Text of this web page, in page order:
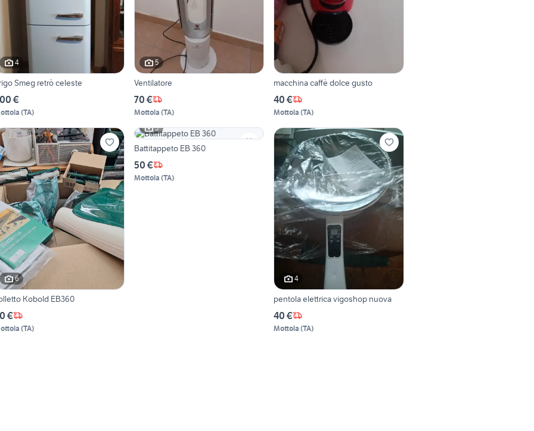
4
Smeg retrò celeste
€
(TA)
5
Ventilatore
70 €
Mottola (TA)
macchina caffè dolce gusto
40 €
Mottola (TA)
6
Kobold EB360
€
(TA)
5
Battitappeto EB 360
50 €
Mottola (TA)
4
pentola elettrica vigoshop nuova
40 €
Mottola (TA)